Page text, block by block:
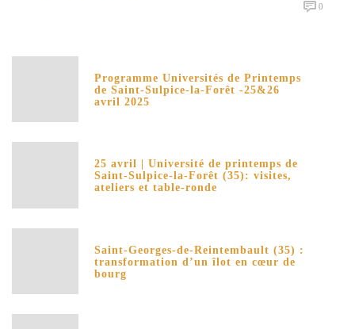
0
Programme Universités de Printemps
de Saint-Sulpice-la-Forêt -25&26
avril 2025
25 avril | Université de printemps de
Saint-Sulpice-la-Forêt (35): visites,
ateliers et table-ronde
Saint-Georges-de-Reintembault (35) :
transformation d’un îlot en cœur de
bourg